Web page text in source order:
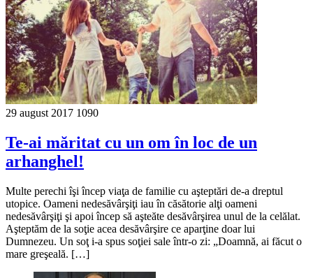
29 august 2017 1090
Te-ai măritat cu un om în loc de un
arhanghel!
Multe perechi îşi încep viaţa de familie cu aşteptări de-a dreptul
utopice. Oameni nedesăvârşiţi iau în căsătorie alţi oameni
nedesăvârşiţi şi apoi încep să aşteăte desăvârşirea unul de la celălat.
Aşteptăm de la soţie acea desăvârşire ce aparţine doar lui
Dumnezeu. Un soţ i-a spus soţiei sale într-o zi: „Doamnă, ai făcut o
mare greşeală. […]